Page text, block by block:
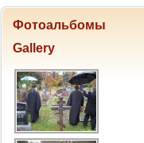
Фотоальбомы
Gallery